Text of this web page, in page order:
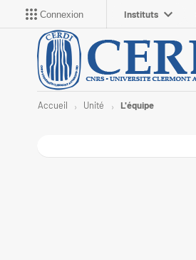
Connexion Instituts
Accueil Unité L'équipe